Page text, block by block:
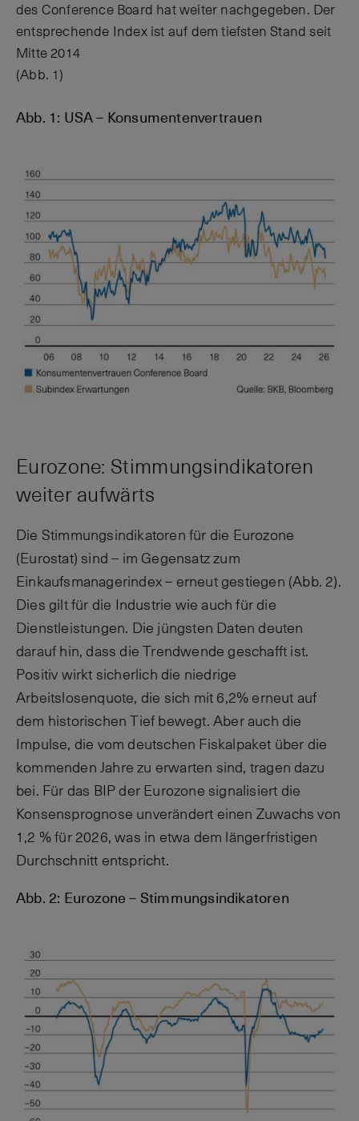
des Conference Board hat weiter nachgegeben. Der
entsprechende Index ist auf dem tiefsten Stand seit
Mitte 2014
(Abb. 1)
Abb. 1: USA – Konsumentenvertrauen
Eurozone: Stimmungsindikatoren
weiter aufwärts
Die Stimmungsindikatoren für die Eurozone
(Eurostat) sind – im Gegensatz zum
Einkaufsmanagerindex – erneut gestiegen (Abb. 2).
Dies gilt für die Industrie wie auch für die
Dienstleistungen. Die jüngsten Daten deuten
darauf hin, dass die Trendwende geschafft ist.
Positiv wirkt sicherlich die niedrige
Arbeitslosenquote, die sich mit 6,2% erneut auf
dem historischen Tief bewegt. Aber auch die
Impulse, die vom deutschen Fiskalpaket über die
kommenden Jahre zu erwarten sind, tragen dazu
bei. Für das BIP der Eurozone signalisiert die
Konsensprognose unverändert einen Zuwachs von
1,2 % für 2026, was in etwa dem längerfristigen
Durchschnitt entspricht.
Abb. 2: Eurozone – Stimmungsindikatoren